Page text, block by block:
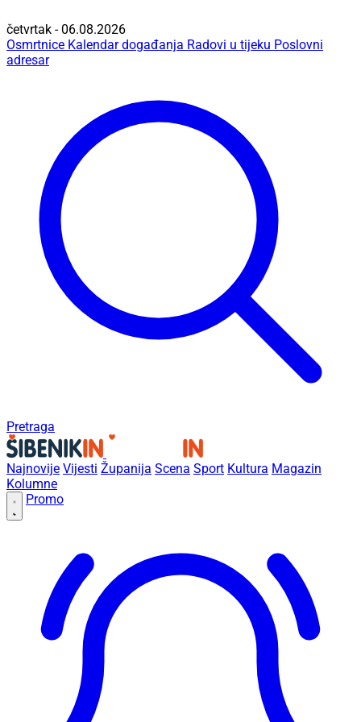
četvrtak - 06.08.2026
Osmrtnice Kalendar događanja Radovi u tijeku Poslovni
adresar
Pretraga
Najnovije Vijesti Županija Scena Sport Kultura Magazin
Kolumne
Promo